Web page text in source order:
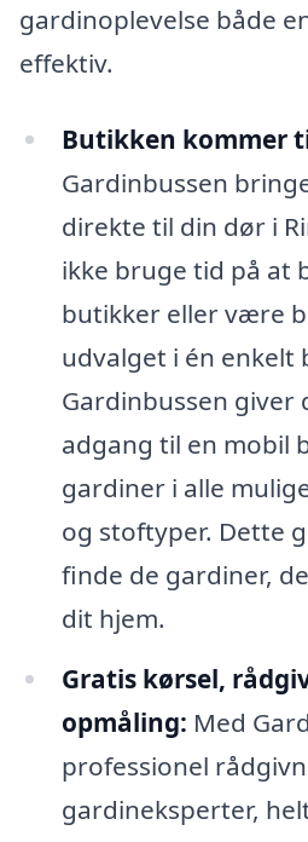
gardinoplevelse både
effektiv.
Butikken kommer
Gardinbussen
direkte til din dør i
ikke bruge tid på at
butikker eller være
udvalget i én enkelt
Gardinbussen giver
adgang til en mobil
gardiner i alle
og stoftyper. Dette
finde de gardiner,
dit hjem.
Gratis kørsel,
opmåling: Med
professionel
gardineksperter,